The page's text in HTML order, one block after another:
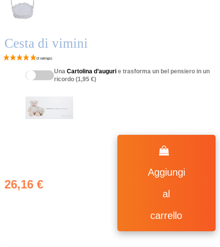
Cesta di vimini
UnaCartolina d’auguri e trasforma un bel pensiero in un
ricordo (1,95 €)
26,16 €
Aggiungi
al
carrello